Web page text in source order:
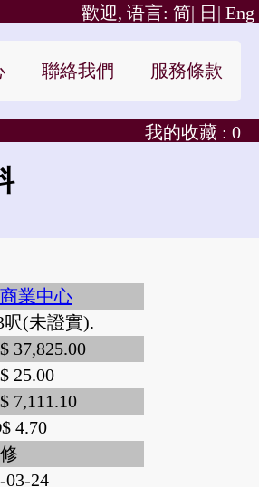
Eng
日|
歡迎, 语言: 简|
聯絡我們 服務條款
我的收藏 : 0
業中心
呎(未證實).
37,825.00
25.00
7,111.10
4.70
03-24